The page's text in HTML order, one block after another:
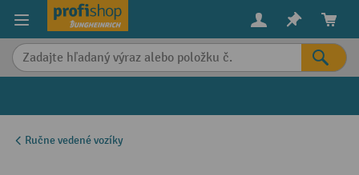
content
Ručne vedené vozíky